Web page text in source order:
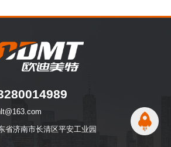
省济南市长清区平安工业园